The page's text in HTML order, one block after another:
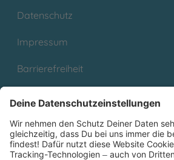
Datenschutz
Impressum
Barrierefreiheit
Partnerprogramm (Affiliate)